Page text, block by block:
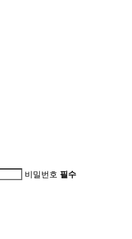
비밀번호 필수